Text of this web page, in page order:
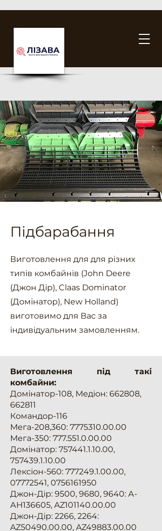
Підбарабання
Виготовлення для для різних
типів комбайнів (John Deere
(Джон Дір), Claas Dominator
(Домінатор), New Holland)
виготовимо для Вас за
індивідуальним замовленням.
Виготовлення під такі
комбайни:
Домінатор-108, Медіон: 662808,
662811
Командор-116
Мега-208,360: 7775310.00.00
Мега-350: 777.551.0.00.00
Домінатор: 757441.1.10.00,
757439.1.10.00
Лексіон-560: 777249.1.00.00,
07772541, 0756161950
Джон-Дір: 9500, 9680, 9640: А-
АН136605, AZ101140.00.00
Джон-Дір: 2266, 2264:
AZ50490.00.00, AZ49883.00.00